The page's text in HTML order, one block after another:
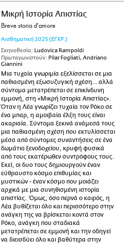
Μικρή Ιστορία Απιστίας
Breve storia d'amore
Αισθηματική 2025 (ΕΓΧΡ.)
Σκηνοθεσία: Ludovica Rampoldi
Πρωταγωνιστούν: Pilar Fogliati, Andriano
Giannini
Μια τυχαία γνωριμία εξελίσσεται σε μια
παθιασμένη εξωσυζυγική σχέση… αλλά
σύντομα μετατρέπεται σε επικίνδυνη
εμμονή, στη «Μικρή Ιστορία Απιστίας».
Όταν η Λέα γνωρίζει τυχαία τον Ρόκο σε
ένα μπαρ, η αμοιβαία έλξη τους είναι
ακαριαία. Σύντομα ξεκινά ανάμεσά τους
μια παθιασμένη σχέση που εκτυλίσσεται
μέσα από σύντομες συναντήσεις σε ένα
δωμάτιο ξενοδοχείου, κρυφή φυσικά
από τους εκατέρωθεν συντρόφους τους.
Εκεί, οι δυο τους δημιουργούν έναν
εύθραυστο κόσμο επιθυμίας και
μυστικών - έναν κόσμο που μοιάζει
αρχικά με μια συνηθισμένη ιστορία
απιστίας. Όμως, όσο περνά ο καιρός, η
Λέα βυθίζεται όλο και περισσότερο στην
ανάγκη της να βρίσκεται κοντά στον
Ρόκο, ανάγκη που σταδιακά
μετατρέπεται σε εμμονή και την οδηγεί
να διεισδύει όλο και βαθύτερα στην